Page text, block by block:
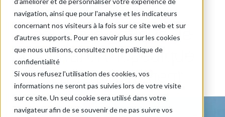
navigation, ainsi que pour l'analyse et les indicateurs
concernant nos visiteurs à la fois sur ce site web et sur
d'autres supports. Pour en savoir plus sur les cookies
que nous utilisons, consultez notre politique de
confidentialité
Si vous refusez l'utilisation des cookies, vos
informations ne seront pas suivies lors de votre visite
sur ce site. Un seul cookie sera utilisé dans votre
navigateur afin de se souvenir de ne pas suivre vos
L'équipe logistique de
l'hôpital orthopédique
RJAH en mouvement